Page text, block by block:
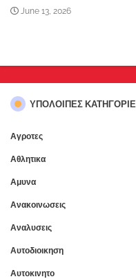
June 13, 2026
ΥΠΌΛΟΙΠΕΣ
Αγροτες
Αθλητικα
Αμυνα
Ανακοινωσεις
Αναλυσεις
Αυτοδιοικηση
Αυτοκινητο